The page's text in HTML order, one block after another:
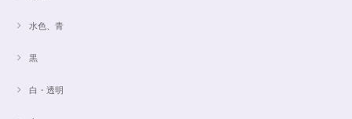
水色、青
黒
白・透明